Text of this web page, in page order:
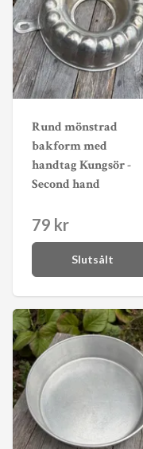
Rund mönstrad
bakform med
handtag Kungsör -
Second hand
79 kr
Slutsålt